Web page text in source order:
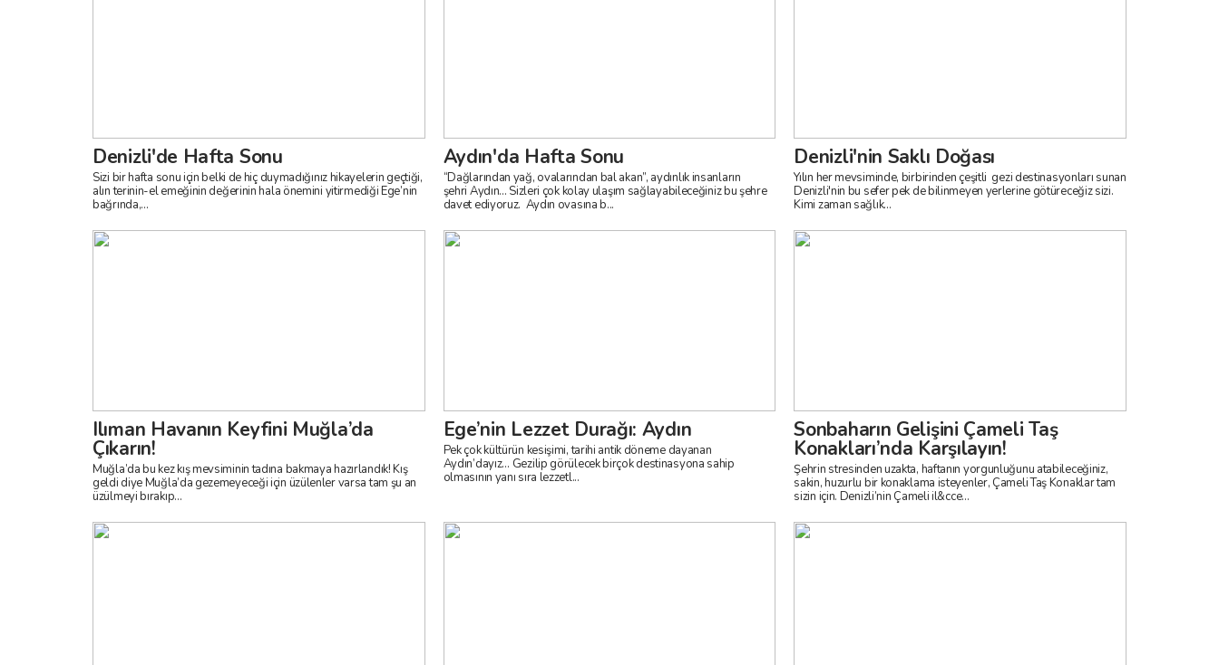
Denizli'de Hafta Sonu
Sizi bir hafta sonu için belki de hiç duymadığınız hikayelerin geçtiği,
alın terinin-el emeğinin değerinin hala önemini yitirmediği Ege’nin
bağrında,...
Aydın'da Hafta Sonu
“Dağlarından yağ, ovalarından bal akan”, aydınlık insanların
şehri Aydın... Sizleri çok kolay ulaşım sağlayabileceğiniz bu şehre
davet ediyoruz. Aydın ovasına b...
Denizli'nin Saklı Doğası
Yılın her mevsiminde, birbirinden çeşitli gezi destinasyonları sunan
Denizli'nin bu sefer pek de bilinmeyen yerlerine götüreceğiz sizi.
Kimi zaman sağlık...
Ilıman Havanın Keyfini Muğla’da
Çıkarın!
Muğla’da bu kez kış mevsiminin tadına bakmaya hazırlandık! Kış
geldi diye Muğla’da gezemeyeceği için üzülenler varsa tam şu an
üzülmeyi bırakıp...
Ege’nin Lezzet Durağı: Aydın
Pek çok kültürün kesişimi, tarihi antik döneme dayanan
Aydın’dayız… Gezilip görülecek birçok destinasyona sahip
olmasının yanı sıra lezzetl...
Sonbaharın Gelişini Çameli Taş
Konakları’nda Karşılayın!
Şehrin stresinden uzakta, haftanın yorgunluğunu atabileceğiniz,
sakin, huzurlu bir konaklama isteyenler, Çameli Taş Konaklar tam
sizin için. Denizli’nin Çameli il&cce...